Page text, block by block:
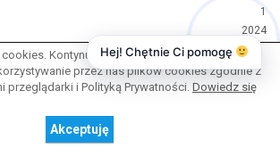
1
2024
Kontynuując przeglądanie naszej strony,
przez nas plików cookies zgodnie z
przeglądarki i Polityką Prywatności. Dowiedz się
Akceptuję
Hej! Chętnie Ci pomogę